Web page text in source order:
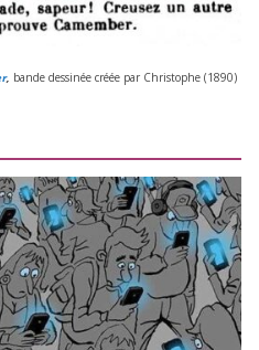
, bande des­si­née créée par Christophe (1890)